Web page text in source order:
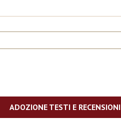
ADOZIONE TESTI E RECENSIONI